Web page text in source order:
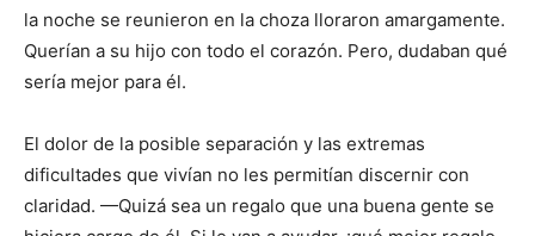
la noche se reunieron en la choza lloraron amargamente.
Querían a su hijo con todo el corazón. Pero, dudaban qué
sería mejor para él.
El dolor de la posible separación y las extremas
dificultades que vivían no les permitían discernir con
claridad. —Quizá sea un regalo que una buena gente se